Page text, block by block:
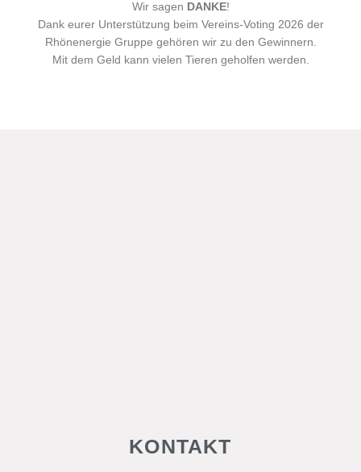
Wir sagen DANKE!
Dank eurer Unterstützung beim Vereins-Voting 2026 der
Rhönenergie Gruppe gehören wir zu den Gewinnern.
Mit dem Geld kann vielen Tieren geholfen werden.
KONTAKT